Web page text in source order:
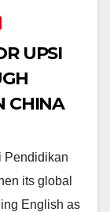
UPSI
CHINA
Pendidikan
its global
English as